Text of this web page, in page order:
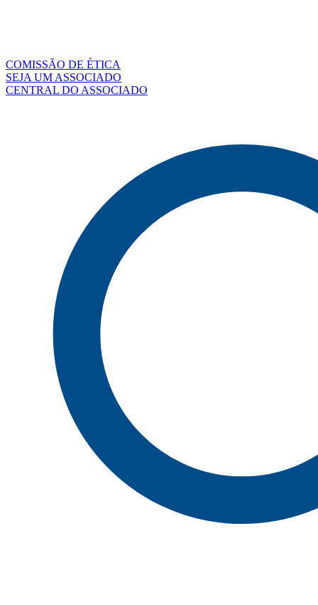
COMISSÃO DE ÉTICA
SEJA UM ASSOCIADO
CENTRAL DO ASSOCIADO